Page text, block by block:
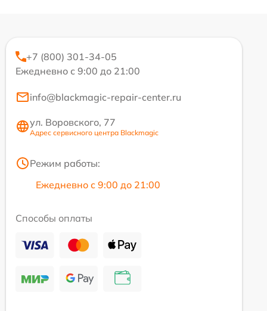
+7 (800) 301-34-05
Ежедневно с 9:00 до 21:00
info@blackmagic-repair-center.ru
ул. Воровского, 77
Адрес сервисного центра Blackmagic
Режим работы:
Ежедневно с 9:00 до 21:00
Способы оплаты